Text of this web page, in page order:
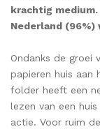
krachtig
Nederland
Ondanks de groei
papieren huis aan
folder heeft een
lezen van een
actie. Voor ruim